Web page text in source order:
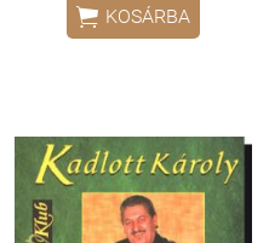
 KOSÁRBA